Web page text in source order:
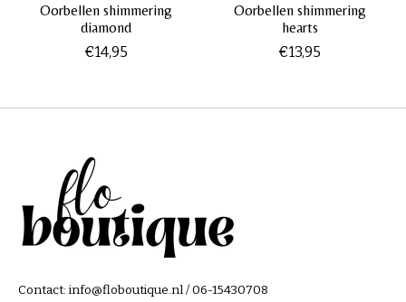
Oorbellen shimmering
diamond
€14,95
Oorbellen shimmering
hearts
€13,95
Contact: info@floboutique.nl/ 06-15430708